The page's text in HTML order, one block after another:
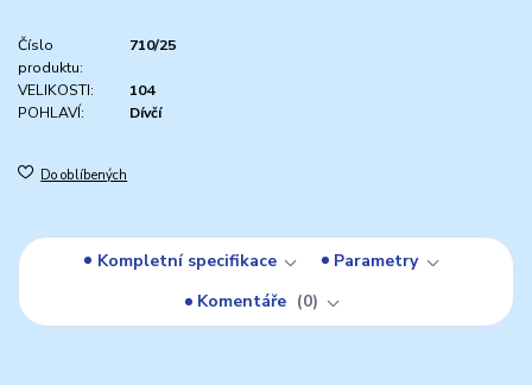
Číslo
produktu:
710/25
VELIKOSTI:
104
POHLAVÍ:
Dívčí
Do oblíbených
Kompletní specifikace
Parametry
Komentáře
0